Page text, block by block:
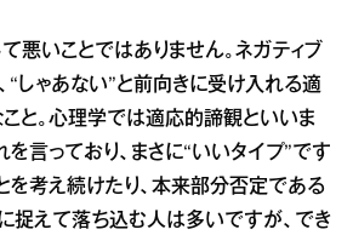
て悪いことではありません。ネガティブ
“しゃあない”と前向きに受け入れる適
と。心理学では適応的諦観といいま
を言っており、まさに“いいタイプ”です
とを考え続けたり、本来部分否定である
捉えて落ち込む人は多いですが、でき